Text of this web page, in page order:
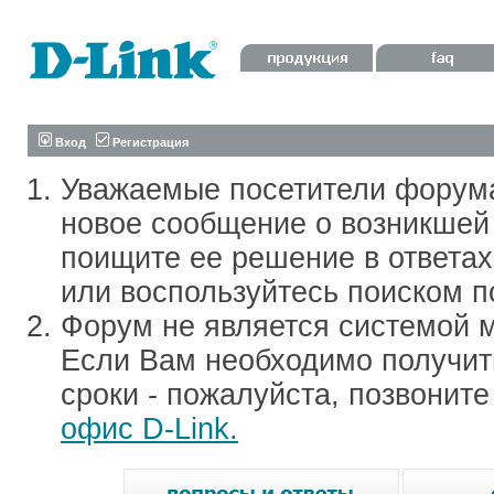
Вход Регистрация
Уважаемые посетители
новое сообщение о
поищите ее решение в
или воспользуйтесь поиском
Форум не является системой
Если Вам необходимо
сроки - пожалуйста,
офис D-Link.